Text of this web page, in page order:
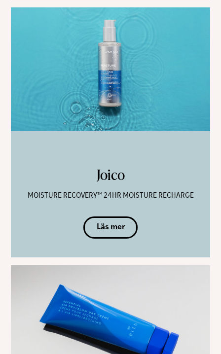
Joico
MOISTURE RECOVERY™ 24HR MOISTURE RECHARGE
Läs mer